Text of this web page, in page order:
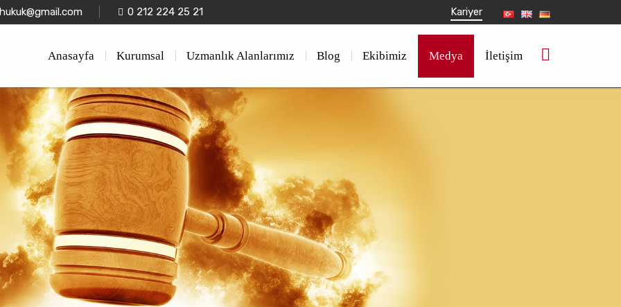
0 212 224 25 21 Kariyer
Anasayfa Kurumsal Uzmanlık Alanlarımız Blog Ekibimiz Medya İletişim